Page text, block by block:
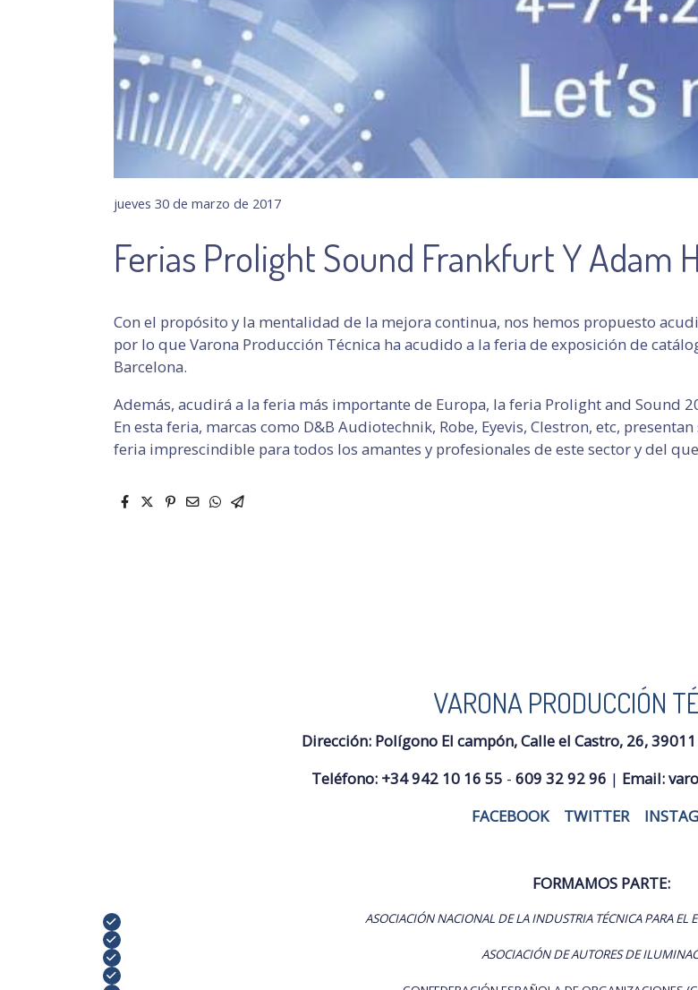
jueves 30 de marzo de 2017
Ferias Prolight Sound Frankfurt Y Adam
Con el propósito y la mentalidad de la mejora continua, nos hemos propuesto
por lo que Varona Producción Técnica ha acudido a la feria de exposición de
Barcelona.
Además, acudirá a la feria más importante de Europa, la feria Prolight and Sound
En esta feria, marcas como D&B Audiotechnik, Robe, Eyevis, Clestron, etc,
feria imprescindible para todos los amantes y profesionales de este sector y del
VARONA PRODUCCIÓN
Dirección: Polígono El campón, Calle el Castro, 26,
Teléfono: +34 942 10 16 55 - 609 32 92 96 | Email:
FACEBOOK| TWITTER|
FORMAMOS PARTE:
ASOCIACIÓN NACIONAL DE LA INDUSTRIA TÉCNICA PARA EL
ASOCIACIÓN DE AUTORES DE